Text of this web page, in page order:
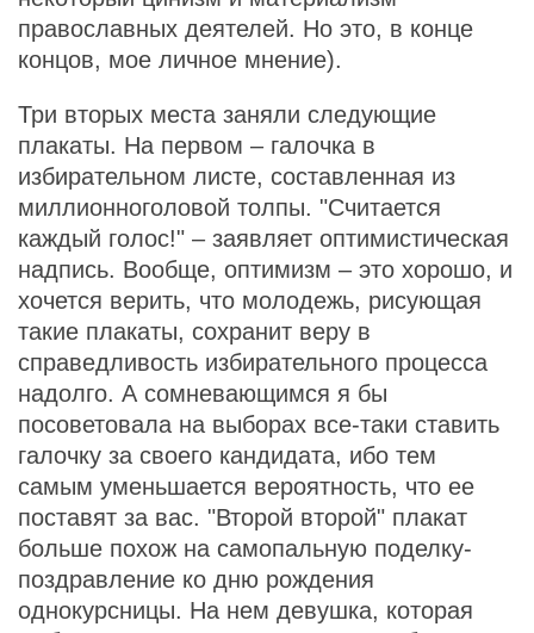
православных деятелей. Но это, в конце
концов, мое личное мнение).
Три вторых места заняли следующие
плакаты. На первом – галочка в
избирательном листе, составленная из
миллионноголовой толпы. "Считается
каждый голос!" – заявляет оптимистическая
надпись. Вообще, оптимизм – это хорошо, и
хочется верить, что молодежь, рисующая
такие плакаты, сохранит веру в
справедливость избирательного процесса
надолго. А сомневающимся я бы
посоветовала на выборах все-таки ставить
галочку за своего кандидата, ибо тем
самым уменьшается вероятность, что ее
поставят за вас. "Второй второй" плакат
больше похож на самопальную поделку-
поздравление ко дню рождения
однокурсницы. На нем девушка, которая